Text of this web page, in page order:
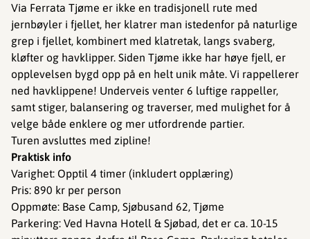
Via Ferrata Tjøme er ikke en tradisjonell rute med
jernbøyler i fjellet, her klatrer man istedenfor på naturlige
grep i fjellet, kombinert med klatretak, langs svaberg,
kløfter og havklipper. Siden Tjøme ikke har høye fjell, er
opplevelsen bygd opp på en helt unik måte. Vi rappellerer
ned havklippene! Underveis venter 6 luftige rappeller,
samt stiger, balansering og traverser, med mulighet for å
velge både enklere og mer utfordrende partier.
Turen avsluttes med zipline!
Praktisk info
Varighet: Opptil 4 timer (inkludert opplæring)
Pris: 890 kr per person
Oppmøte: Base Camp, Sjøbusand 62, Tjøme
Parkering: Ved Havna Hotell & Sjøbad, det er ca. 10-15